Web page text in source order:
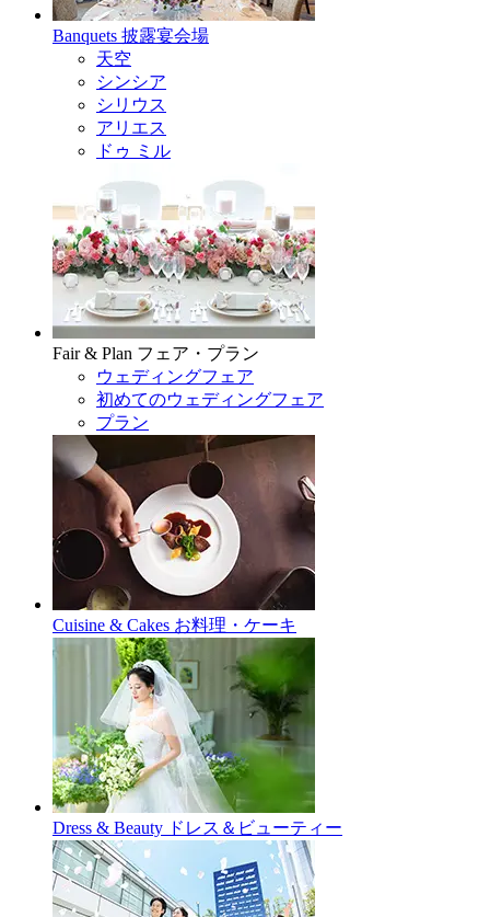
Banquets 披露宴会場
天空
シンシア
シリウス
アリエス
ドゥ ミル
Fair & Plan フェア・プラン
ウェディングフェア
初めてのウェディングフェア
プラン
Cuisine & Cakes お料理・ケーキ
Dress & Beauty ドレス＆ビューティー